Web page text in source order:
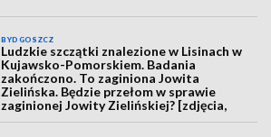
BYDGOSZCZ
Ludzkie szczątki znalezione w Lisinach w
Kujawsko-Pomorskiem. Badania
zakończono. To zaginiona Jowita
Zielińska. Będzie przełom w sprawie
zaginionej Jowity Zielińskiej? [zdjęcia,
wideo, aktualizacja]